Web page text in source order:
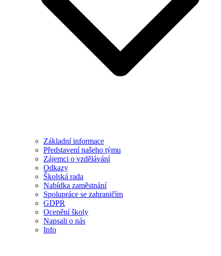
Základní informace
Představení našeho týmu
Zájemci o vzdělávání
Odkazy
Školská rada
Nabídka zaměstnání
Spolupráce se zahraničím
GDPR
Ocenění školy
Napsali o nás
Info